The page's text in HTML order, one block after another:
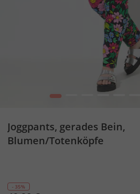
1
Joggpants, gerades Bein,
Blumen/Totenköpfe
- 35%